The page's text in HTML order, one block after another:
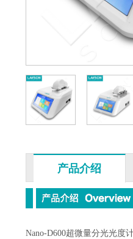
产品介绍
Nano-D600超微量分光光度